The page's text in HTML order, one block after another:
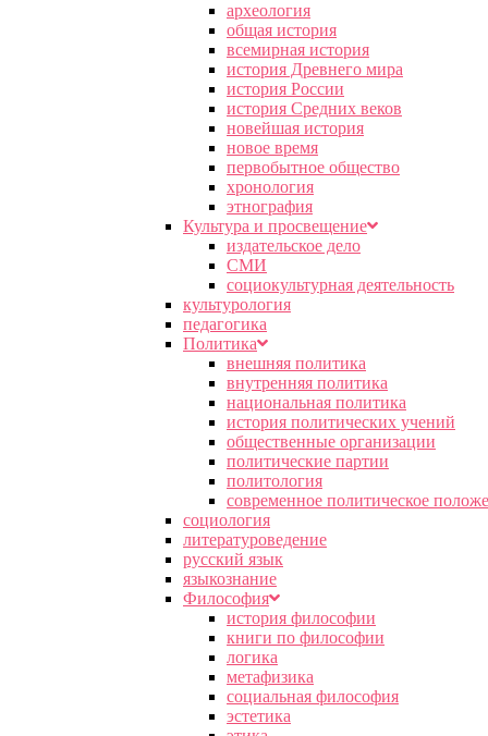
археология
общая история
всемирная история
история Древнего мира
история России
история Средних веков
новейшая история
новое время
первобытное общество
хронология
этнография
Культура и просвещение
издательское дело
СМИ
социокультурная деятельность
культурология
педагогика
Политика
внешняя политика
внутренняя политика
национальная политика
история политических учений
общественные организации
политические партии
политология
современное политическое
социология
литературоведение
русский язык
языкознание
Философия
история философии
книги по философии
логика
метафизика
социальная философия
эстетика